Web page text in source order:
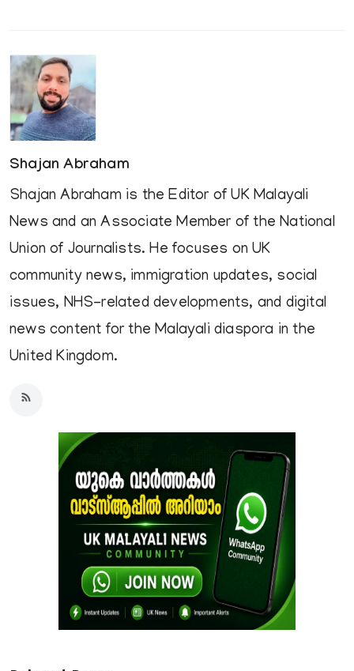
Shajan Abraham
Shajan Abraham is the Editor of UK Malayali
News and an Associate Member of the National
Union of Journalists. He focuses on UK
community news, immigration updates, social
issues, NHS-related developments, and digital
news content for the Malayali diaspora in the
United Kingdom.